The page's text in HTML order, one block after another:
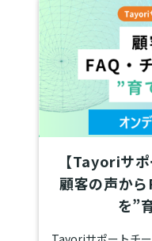
【Tayoriサ
顧客の声か
を”